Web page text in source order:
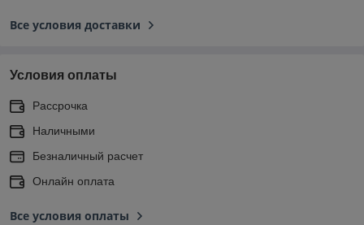
Все условия доставки
Условия оплаты
Рассрочка
Наличными
Безналичный расчет
Онлайн оплата
Все условия оплаты